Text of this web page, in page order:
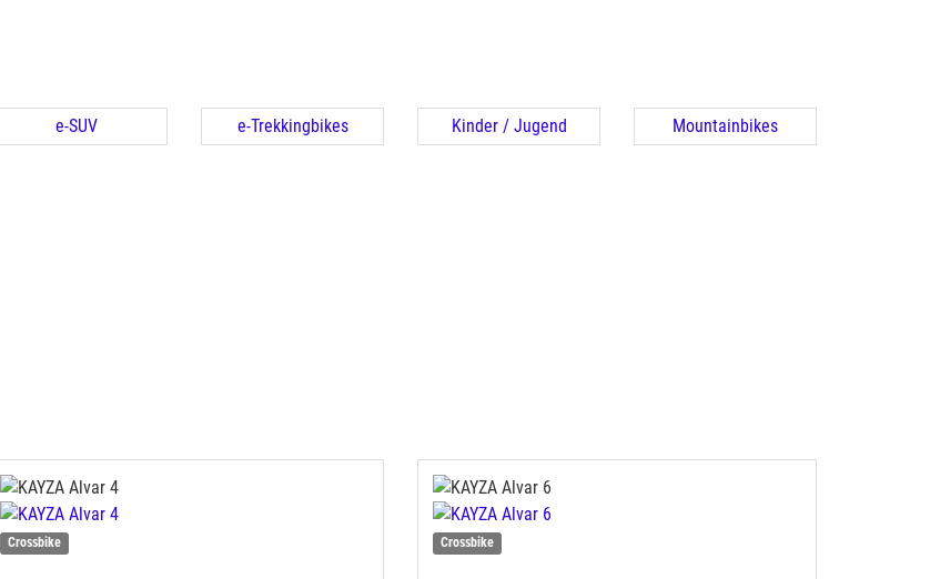
e-SUV e-Trekkingbikes Kinder / Jugend Mountainbikes
Crossbike Crossbike